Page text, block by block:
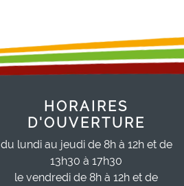
HORAIRES
D'OUVERTURE
du lundi au jeudi de 8h à 12h et de
13h30 à 17h30
le vendredi de 8h à 12h et de